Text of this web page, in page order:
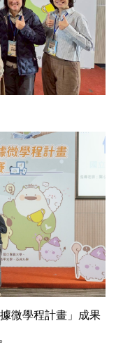
微學程計畫」成果